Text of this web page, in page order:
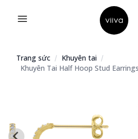
Open menu
Hello
Trang sức
Khuyên tai
Khuyên Tai Half Hoop Stud